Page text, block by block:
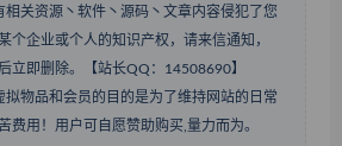
相关资源丶软件丶源码丶文章内容侵犯了您
个企业或个人的知识产权，请来信通知，
立即删除。【站长QQ：14508690】
拟物品和会员的目的是为了维持网站的日常
费用！用户可自愿赞助购买,量力而为。